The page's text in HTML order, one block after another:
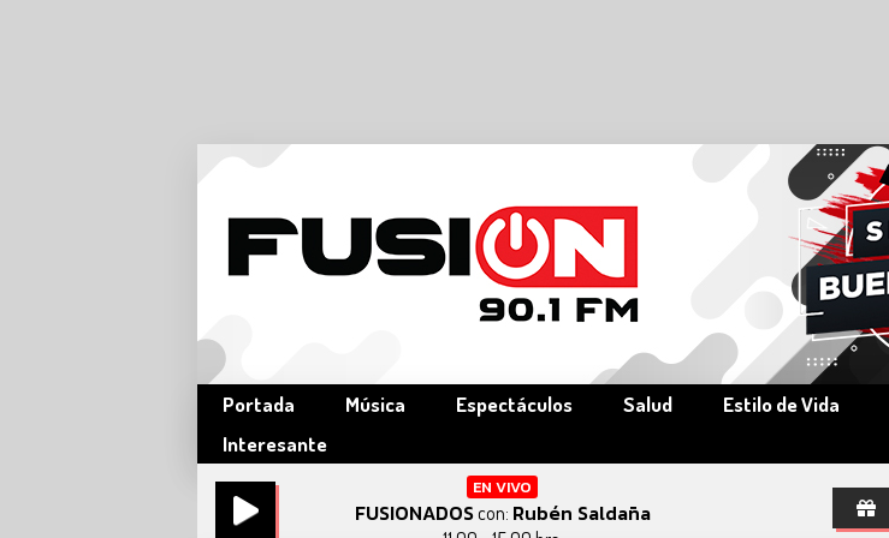
Portada Música Espectáculos Salud Estilo de Vida
Interesante
EN VIVO
FUSIONADOScon: Rubén Saldaña